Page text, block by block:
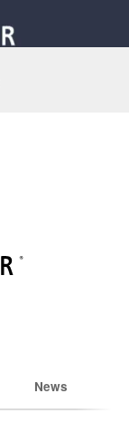
News